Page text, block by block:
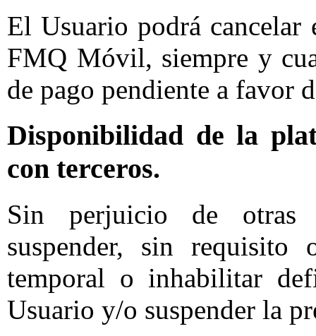
El Usuario podrá cancelar
FMQ Móvil, siempre y
de pago pendiente a favor
Disponibilidad de la
con terceros.
Sin perjuicio de otras
suspender, sin
temporal o inhabilitar
Usuario y/o suspender la